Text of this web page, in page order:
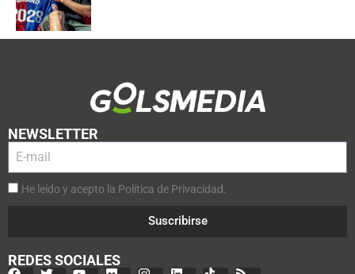
NEWSLETTER
He leído y acepto la Política de Privacidad.
Suscribirse
REDES SOCIALES